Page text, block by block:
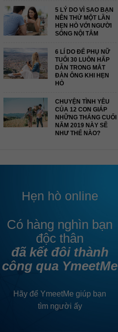
5 LÝ DO VÌ SAO BẠN
NÊN THỬ MỘT LẦN
HẸN HÒ VỚI NGƯỜI
SỐNG NỘI TÂM
6 LÍ DO ĐỂ PHỤ NỮ
TUỔI 30 LUÔN HẤP
DẪN TRONG MẮT
ĐÀN ÔNG KHI HẸN
HÒ
CHUYỆN TÌNH YÊU
CỦA 12 CON GIÁP
NHỮNG THÁNG CUỐI
NĂM 2019 NÀY SẼ
NHƯ THẾ NÀO?
Hẹn hò online
Có hàng nghìn bạn
độc thân
đã kết đôi thành
công qua YmeetMe
Hãy để YmeetMe giúp bạn
tìm người ấy